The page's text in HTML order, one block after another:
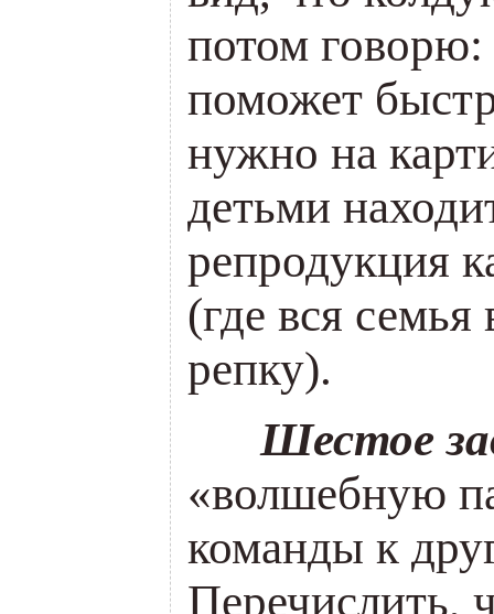
потом говорю:
поможет
нужно на
детьми
репродукция
(где вся семья
репку).
Шестое
«волшебную
команды к
Перечислить,